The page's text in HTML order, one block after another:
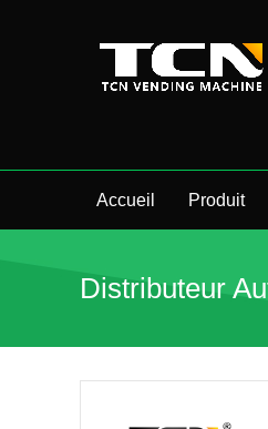
Accueil Produit
Distributeur